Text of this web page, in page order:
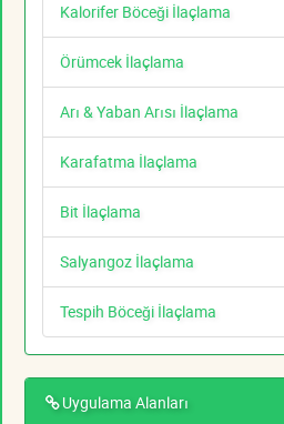
Kalorifer Böceği İlaçlama
Örümcek İlaçlama
Arı & Yaban Arısı İlaçlama
Karafatma İlaçlama
Bit İlaçlama
Salyangoz İlaçlama
Tespih Böceği İlaçlama
Uygulama Alanları